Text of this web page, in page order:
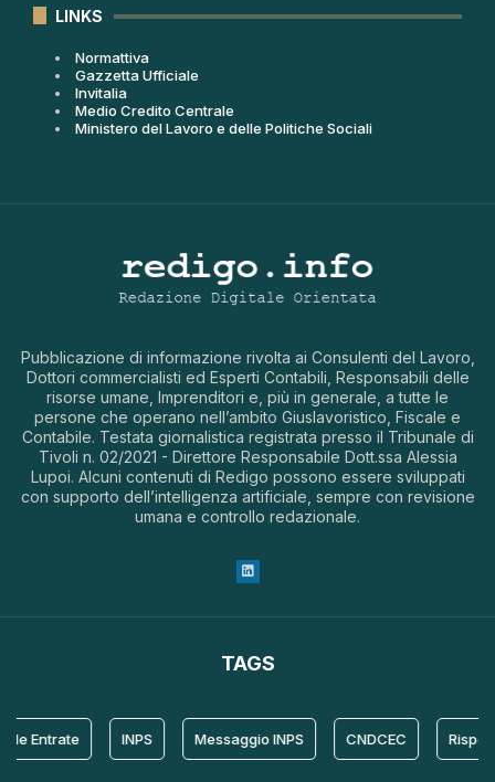
LINKS
Normattiva
Gazzetta Ufficiale
Invitalia
Medio Credito Centrale
Ministero del Lavoro e delle Politiche Sociali
Pubblicazione di informazione rivolta ai Consulenti del Lavoro,
Dottori commercialisti ed Esperti Contabili, Responsabili delle
risorse umane, Imprenditori e, più in generale, a tutte le
persone che operano nell’ambito Giuslavoristico, Fiscale e
Contabile. Testata giornalistica registrata presso il Tribunale di
Tivoli n. 02/2021 - Direttore Responsabile Dott.ssa Alessia
Lupoi. Alcuni contenuti di Redigo possono essere sviluppati
con supporto dell’intelligenza artificiale, sempre con revisione
umana e controllo redazionale.
TAGS
Entrate INPS Messaggio INPS CNDCEC Risposta